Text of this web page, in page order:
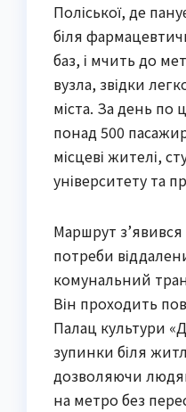
Поліської, де
біля
баз, і мчить до
вузла, звідки
міста. За день по
понад 500
місцеві жителі,
університету та
Маршрут з’явився
потреби
комунальний
Він проходить
Палац культури
зупинки біля
дозволяючи
на метро без